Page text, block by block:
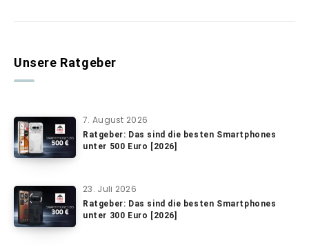
Unsere Ratgeber
7. August 2026
Ratgeber: Das sind die besten Smartphones
unter 500 Euro [2026]
23. Juli 2026
Ratgeber: Das sind die besten Smartphones
unter 300 Euro [2026]